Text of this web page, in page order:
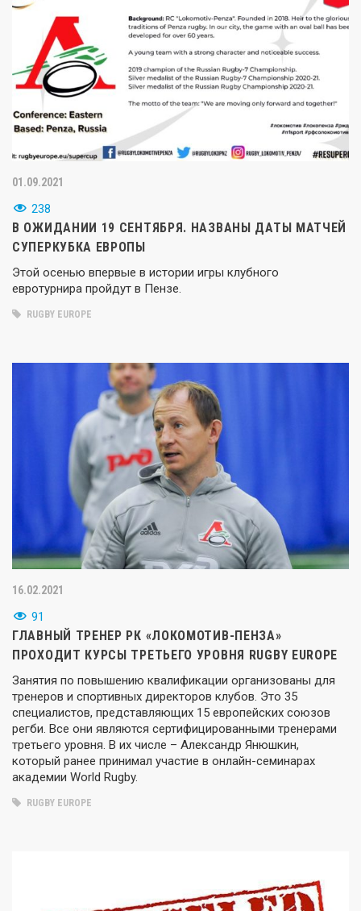
01.09.2021
238
В ОЖИДАНИИ 19 СЕНТЯБРЯ. НАЗВАНЫ ДАТЫ МАТЧЕЙ
СУПЕРКУБКА ЕВРОПЫ
Этой осенью впервые в истории игры клубного
евротурнира пройдут в Пензе.
RUGBY EUROPE
16.02.2021
91
ГЛАВНЫЙ ТРЕНЕР РК «ЛОКОМОТИВ-ПЕНЗА»
ПРОХОДИТ КУРСЫ ТРЕТЬЕГО УРОВНЯ RUGBY EUROPE
Занятия по повышению квалификации организованы для
тренеров и спортивных директоров клубов. Это 35
специалистов, представляющих 15 европейских союзов
регби. Все они являются сертифицированными тренерами
третьего уровня. В их числе – Александр Янюшкин,
который ранее принимал участие в онлайн-семинарах
академии World Rugby.
RUGBY EUROPE